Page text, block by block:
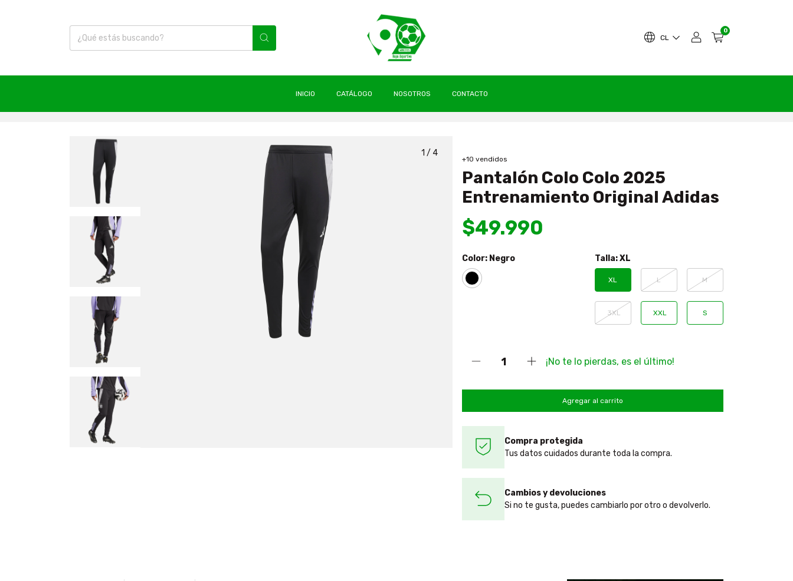
CL
0
INICIO CATÁLOGO NOSOTROS
CONTACTO
1 / 4
+10 vendidos
Pantalón Colo Colo 2025
Entrenamiento Original Adidas
$49.990
Color: Negro Talla:XL
XL L M
3XL XXL S
¡No te lo pierdas, es el último!
Compra protegida
Tus datos cuidados durante toda la compra.
Cambios y devoluciones
Si no te gusta, puedes cambiarlo por otro o devolverlo.